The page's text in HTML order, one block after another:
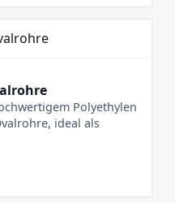
Polyethylen
ideal als